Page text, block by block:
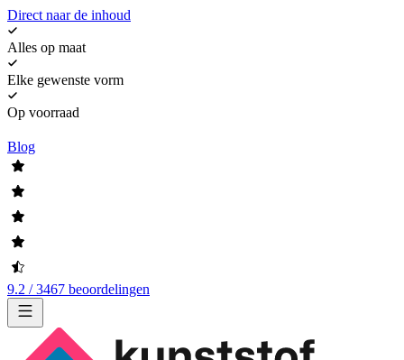
Direct naar de inhoud
Alles op maat
Elke gewenste vorm
Op voorraad
Blog
9.2 / 3467 beoordelingen